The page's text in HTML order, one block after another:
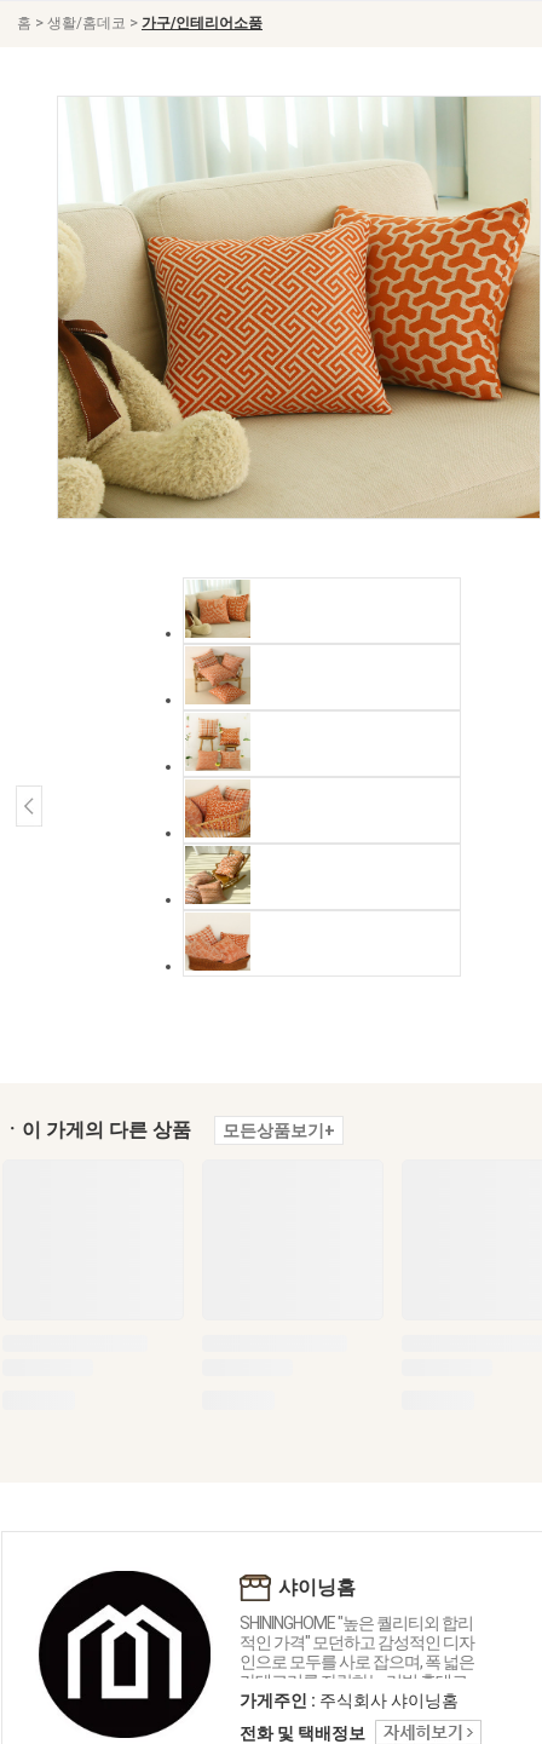
홈 > 생활/홈데코 > 가구/인테리어소품
ㆍ이 가게의 다른 상품 모든상품보기+
샤이닝홈
SHININGHOME "높은 퀄리티외 합리
적인 가격" 모던하고 감성적인 디자
인으로 모두를 사로 잡으며, 폭 넓은
카테고리를 자랑하는 리빙 홈데코
인테리어 샤이닝홈입니다.
가게주인 : 주식회사 샤이닝홈
전화 및 택배정보